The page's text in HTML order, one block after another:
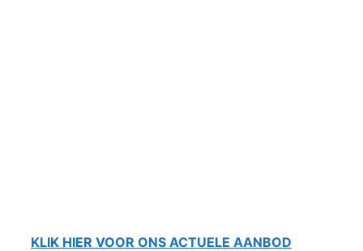
KLIK HIER VOOR ONS ACTUELE AANBOD